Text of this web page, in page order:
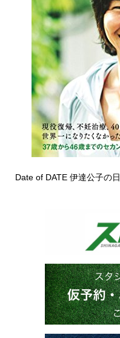
Date of DATE 伊達公子の日